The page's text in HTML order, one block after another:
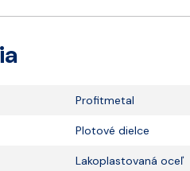
Profitmetal
Plotové dielce
Lakoplastovaná oceľ